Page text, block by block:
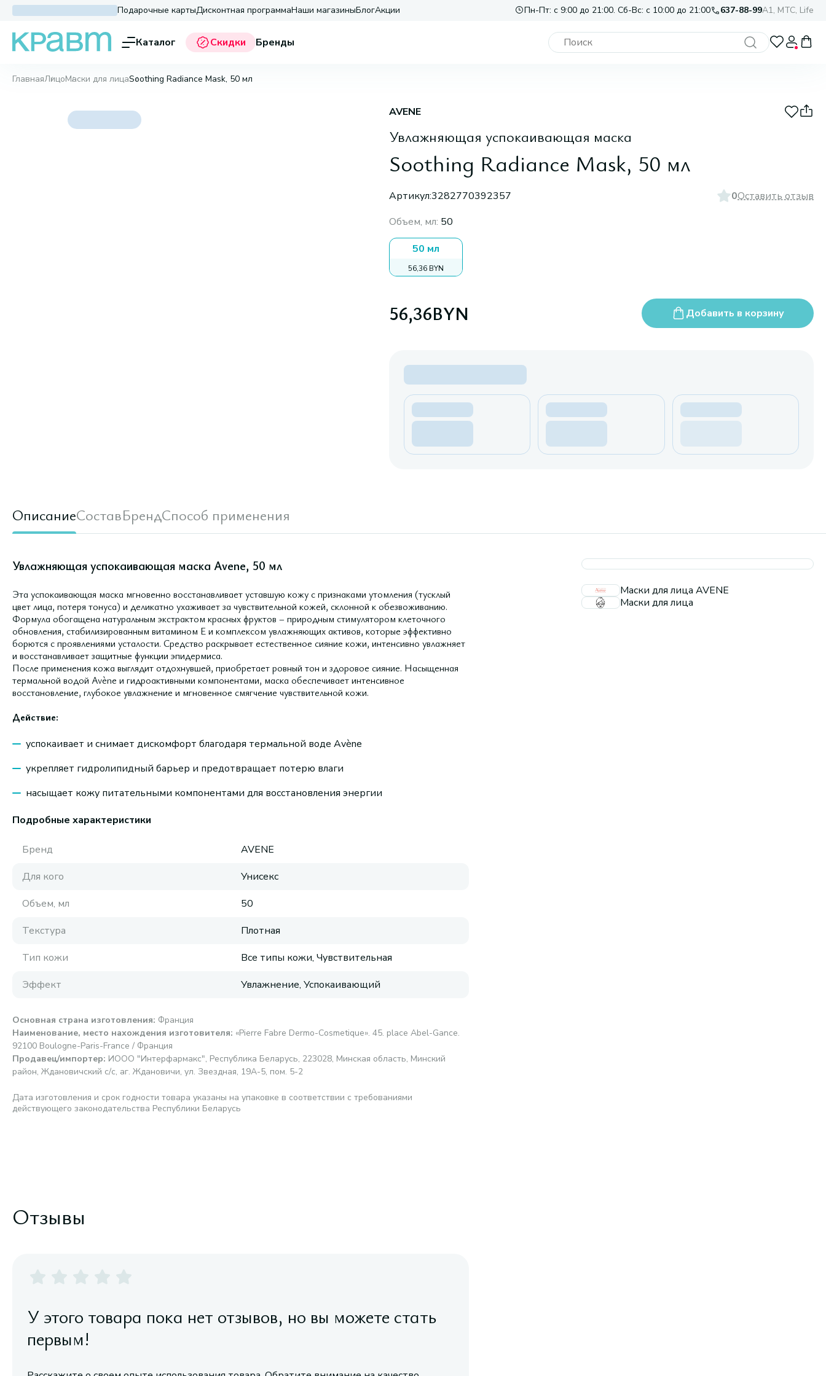
Подарочные картыДисконтная программаНаши магазиныБлогАкции Пн-Пт: с 9:00 до 21:00. Сб-Вс: с 10:00 до 21:00 637-88-99A1, МТС, Life
Каталог Скидки Бренды
ГлавнаяЛицоМаски для лицаSoothing Radiance Mask, 50 мл
AVENE
Увлажняющая успокаивающая маска
Soothing Radiance Mask, 50 мл
Артикул:3282770392357 0Оставить отзыв
Объем, мл: 50
50 мл
56,36 BYN
56,36BYN Добавить в корзину
ОписаниеСоставБрендСпособ применения
Увлажняющая успокаивающая маска Avene, 50 мл
Эта успокаивающая маска мгновенно восстанавливает уставшую кожу с признаками утомления (тусклый
цвет лица, потеря тонуса) и деликатно ухаживает за чувствительной кожей, склонной к обезвоживанию.
Формула обогащена натуральным экстрактом красных фруктов – природным стимулятором клеточного
обновления, стабилизированным витамином Е и комплексом увлажняющих активов, которые эффективно
борются с проявлениями усталости. Средство раскрывает естественное сияние кожи, интенсивно увлажняет
и восстанавливает защитные функции эпидермиса.
После применения кожа выглядит отдохнувшей, приобретает ровный тон и здоровое сияние. Насыщенная
термальной водой Avène и гидроактивными компонентами, маска обеспечивает интенсивное
восстановление, глубокое увлажнение и мгновенное смягчение чувствительной кожи.
Действие:
успокаивает и снимает дискомфорт благодаря термальной воде Avène
укрепляет гидролипидный барьер и предотвращает потерю влаги
насыщает кожу питательными компонентами для восстановления энергии
Подробные характеристики
Бренд
AVENE
Для кого
Унисекс
Объем, мл
50
Текстура
Плотная
Тип кожи
Все типы кожи, Чувствительная
Эффект
Увлажнение, Успокаивающий
Основная страна изготовления: Франция
Наименование, место нахождения изготовителя: «Pierre Fabre Dermo-Cosmetique». 45. place Abel-Gance.
92100 Boulogne-Paris-France / Франция
Продавец/импортер: ИООО "Интерфармакс", Республика Беларусь, 223028, Минская область, Минский
район, Ждановичский с/с, аг. Ждановичи, ул. Звездная, 19А-5, пом. 5-2
Дата изготовления и срок годности товара указаны на упаковке в соответствии с требованиями
действующего законодательства Республики Беларусь
Маски для лица AVENE
Маски для лица
Отзывы
У этого товара пока нет отзывов, но вы можете стать
первым!